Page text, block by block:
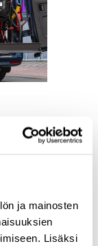
ja mainosten
Lisäksi